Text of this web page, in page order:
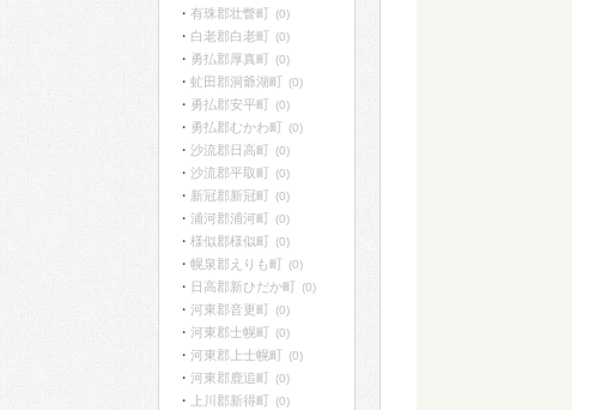
有珠郡壮瞥町 (0)
白老郡白老町 (0)
勇払郡厚真町 (0)
虻田郡洞爺湖町 (0)
勇払郡安平町 (0)
勇払郡むかわ町 (0)
沙流郡日高町 (0)
沙流郡平取町 (0)
新冠郡新冠町 (0)
浦河郡浦河町 (0)
様似郡様似町 (0)
幌泉郡えりも町 (0)
日高郡新ひだか町 (0)
河東郡音更町 (0)
河東郡士幌町 (0)
河東郡上士幌町 (0)
河東郡鹿追町 (0)
上川郡新得町 (0)